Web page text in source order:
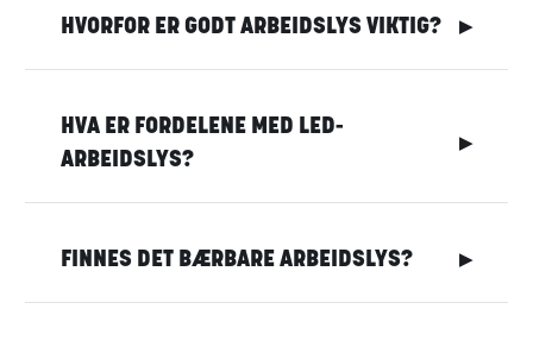
HVORFOR ER GODT ARBEIDSLYS VIKTIG? ▶
HVA ER FORDELENE MED LED-
ARBEIDSLYS?
▶
FINNES DET BÆRBARE ARBEIDSLYS? ▶